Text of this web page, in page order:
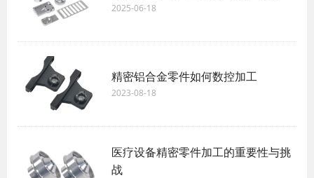
2025-06-18
​精密铝合金零件如何数控加工
2023-08-18
医疗设备精密零件加工的重要性与挑
战